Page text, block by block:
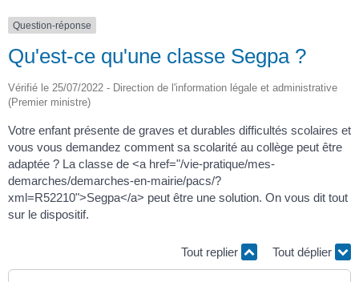
Question-réponse
Qu'est-ce qu'une classe Segpa ?
Vérifié le 25/07/2022 - Direction de l'information légale et administrative
(Premier ministre)
Votre enfant présente de graves et durables difficultés scolaires et
vous vous demandez comment sa scolarité au collège peut être
adaptée ? La classe de <a href="/vie-pratique/mes-
demarches/demarches-en-mairie/pacs/?
xml=R52210">Segpa</a> peut être une solution. On vous dit tout
sur le dispositif.
Tout replier Tout déplier